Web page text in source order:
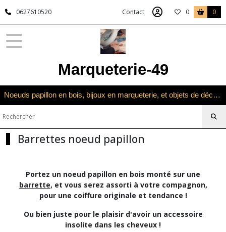
0627610520 Contact 0 0
Marqueterie-49
Noeuds papillon en bois, bijoux en marqueterie, et objets de décoration en marqueterie bois
Barrettes noeud papillon
Portez un noeud papillon en bois monté sur une
barrette, et vous serez assorti à votre compagnon,
pour une coiffure originale et tendance !
Ou bien juste pour le plaisir d'avoir un accessoire
insolite dans les cheveux !
Fermer
FILTRES
Univers
Noeuds
papillon
pinces
et
Barrettes
noeud
papillon
(13)